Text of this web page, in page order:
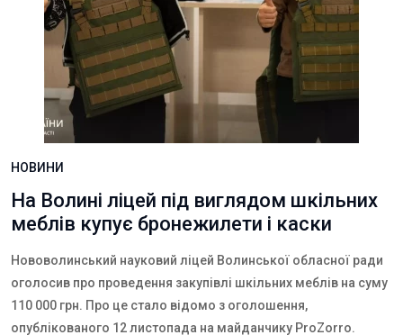
НОВИНИ
На Волині ліцей під виглядом шкільних
меблів купує бронежилети і каски
Нововолинський науковий ліцей Волинської обласної ради
оголосив про проведення закупівлі шкільних меблів на суму
110 000 грн. Про це стало відомо з оголошення,
опублікованого 12 листопада на майданчику ProZorro.